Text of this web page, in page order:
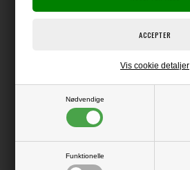
Nødvendige
Funktionelle
Vis cookie detaljer
LÆS OG BLIV INSPIRERET